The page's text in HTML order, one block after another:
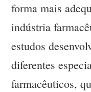
forma mais
indústria
estudos
diferentes
farmacêuticos,